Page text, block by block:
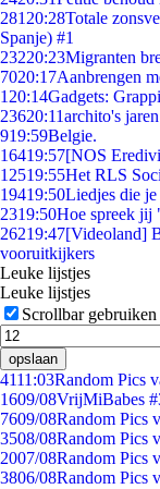
281 20:28Totale
Spanje) #1
23220:23Migranten
7020:17Aanbrengen
1 20:14Gadgets:
23620:11archito's
919:59Belgie.
16419:57[NOS
12519:55Het RLS
19419:50Liedjes die
2319:50Hoe spreek jij
26219:47[Videoland]
vooruitkijkers
Leuke lijstjes
Leuke lijstjes
Scrollbar gebruiken
opslaan
4111:03Random Pics
1609/08VrijMiBabes
7609/08Random Pics
3508/08Random Pics
2007/08Random Pics
3806/08Random Pics